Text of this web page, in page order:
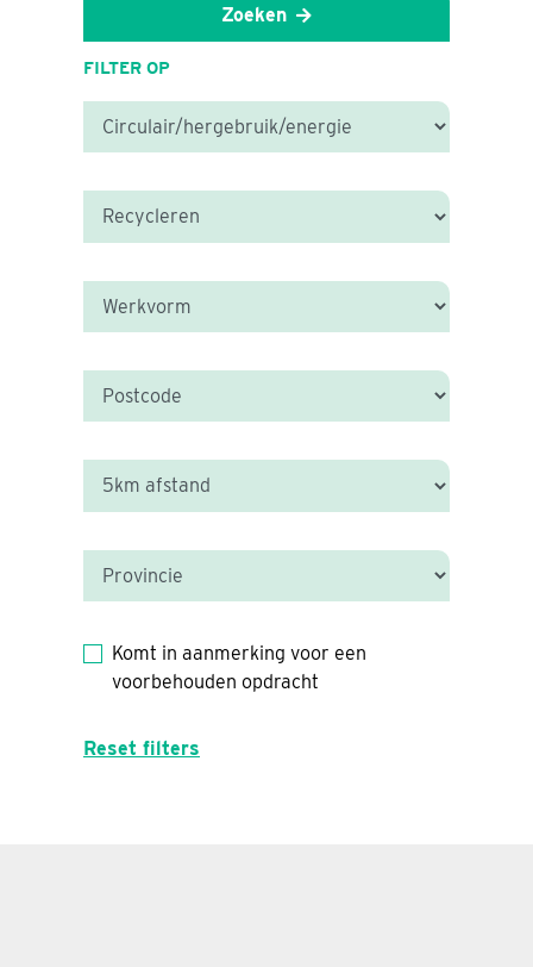
Zoeken
FILTER OP
Komt in aanmerking voor een
voorbehouden opdracht
Reset filters